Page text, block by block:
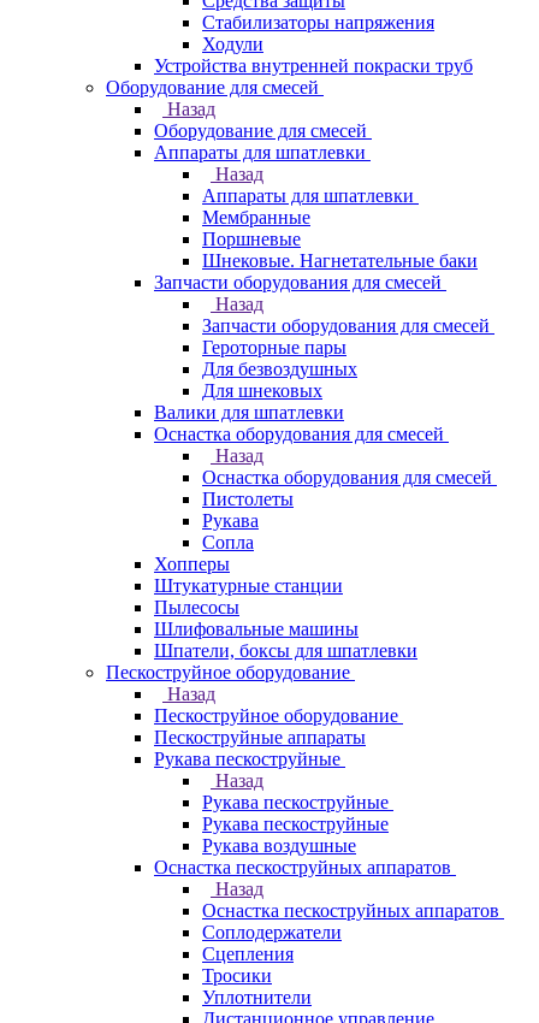
Стабилизаторы напряжения
Ходули
Устройства внутренней покраски труб
Оборудование для смесей
Назад
Оборудование для смесей
Аппараты для шпатлевки
Назад
Аппараты для шпатлевки
Мембранные
Поршневые
Шнековые. Нагнетательные баки
Запчасти оборудования для смесей
Назад
Запчасти оборудования для смесей
Героторные пары
Для безвоздушных
Для шнековых
Валики для шпатлевки
Оснастка оборудования для смесей
Назад
Оснастка оборудования для смесей
Пистолеты
Рукава
Сопла
Хопперы
Штукатурные станции
Пылесосы
Шлифовальные машины
Шпатели, боксы для шпатлевки
Пескоструйное оборудование
Назад
Пескоструйное оборудование
Пескоструйные аппараты
Рукава пескоструйные
Назад
Рукава пескоструйные
Рукава пескоструйные
Рукава воздушные
Оснастка пескоструйных аппаратов
Назад
Оснастка пескоструйных аппаратов
Соплодержатели
Сцепления
Тросики
Уплотнители
Дистанционное управление